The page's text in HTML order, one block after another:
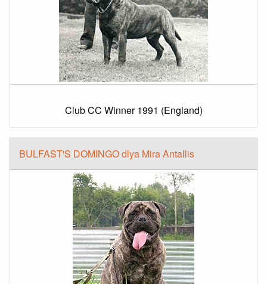
Club CC Winner 1991 (England)
BULFAST'S DOMINGO dlya Mira Antallis